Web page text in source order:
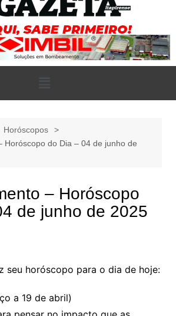
Horóscopos
Horóscopo do Dia – 04 de junho de
– Horóscopo
de junho de 2025
seu horóscopo para o dia de hoje:
a 19 de abril)